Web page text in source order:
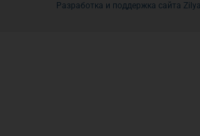
Разработка и поддержка сайта